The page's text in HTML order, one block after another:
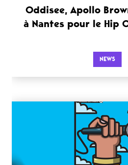
Oddisee, Apollo
à Nantes pour le Hip
NEWS